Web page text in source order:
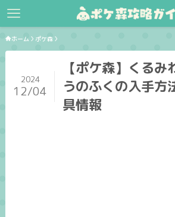
ホーム ポケ森
【ポケ森】くるみ
うのふくの入手方
具情報
2024
12/04